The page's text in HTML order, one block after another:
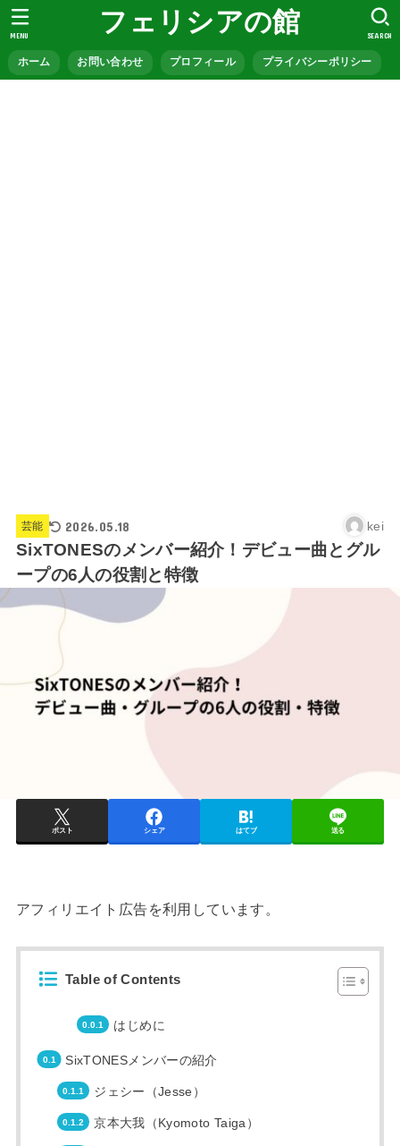
フェリシアの館
ホーム お問い合わせ プロフィール プライバシーポリシー
SEARCH
MENU
芸能 2026.05.18 kei
SixTONESのメンバー紹介！デビュー曲とグル
ープの6人の役割と特徴
ポスト シェア はてブ 送る
アフィリエイト広告を利用しています。
Table of Contents
はじめに
SixTONESメンバーの紹介
ジェシー（Jesse）
京本大我（Kyomoto Taiga）